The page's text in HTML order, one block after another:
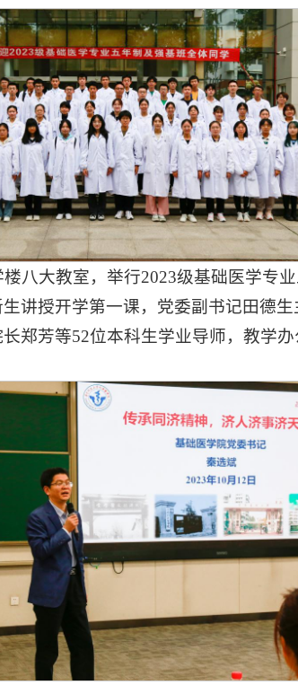
八大教室，举行2023级基础医学专
讲授开学第一课，党委副书记田德
郑芳等52位本科生学业导师，教学